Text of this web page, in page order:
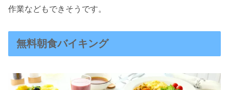
作業などもできそうです。
無料朝食バイキング